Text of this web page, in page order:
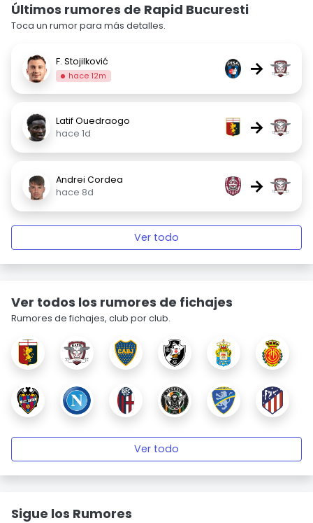
Últimos rumores de Rapid Bucuresti
Toca un rumor para más detalles.
F. Stojilković
hace 12m →
Latif Ouedraogo
hace 1d
→
Andrei Cordea
hace 8d
→
Ver todo
Ver todos los rumores de fichajes
Rumores de fichajes, club por club.
Ver todo
Sigue los Rumores